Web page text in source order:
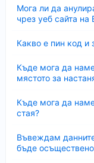
Мога ли да
чрез уеб сайта на
Какво е пин код
Къде мога да
мястото за
Къде мога да
стая?
Въвеждам
бъде